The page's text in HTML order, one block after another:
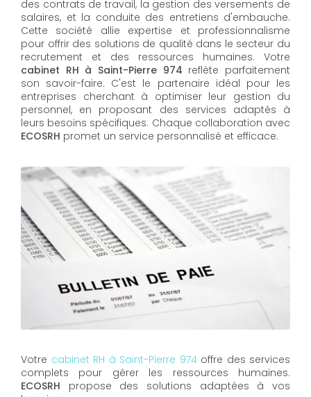
des contrats de travail, la gestion des versements de
salaires, et la conduite des entretiens d'embauche.
Cette société allie expertise et professionnalisme
pour offrir des solutions de qualité dans le secteur du
recrutement et des ressources humaines. Votre
cabinet RH à Saint-Pierre 974 reflète parfaitement
son savoir-faire. C'est le partenaire idéal pour les
entreprises cherchant à optimiser leur gestion du
personnel, en proposant des services adaptés à
leurs besoins spécifiques. Chaque collaboration avec
ECOSRH promet un service personnalisé et efficace.
Votre cabinet RH à Saint-Pierre 974offre des services
complets pour gérer les ressources humaines.
ECOSRH propose des solutions adaptées à vos